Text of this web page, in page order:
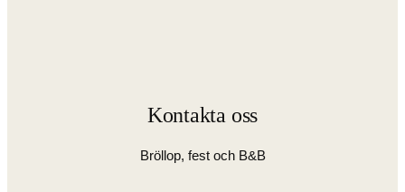
Kontakta oss
Bröllop, fest och B&B